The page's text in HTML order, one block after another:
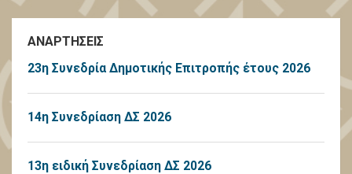
ΑΝΑΡΤΗΣΕΙΣ
23η Συνεδρία Δημοτικής Επιτροπής έτους 2026
14η Συνεδρίαση ΔΣ 2026
13η ειδική Συνεδρίαση ΔΣ 2026